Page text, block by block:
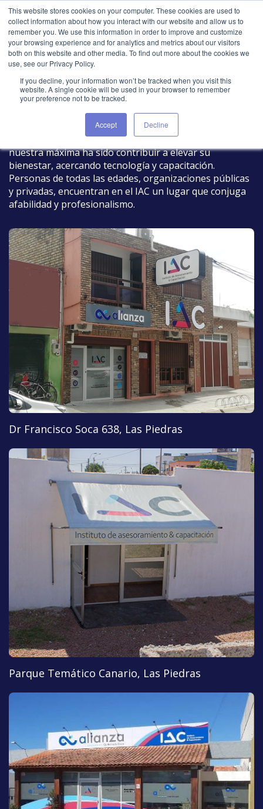
This website stores cookies on your computer. These cookies are used to
collect information about how you interact with our website and allow us to
remember you. We use this information in order to improve and customize
your browsing experience and for analytics and metrics about our visitors
both on this website and other media. To find out more about the cookies we
use, see our Privacy Policy.
If you decline, your information won’t be tracked when you visit this
website. A single cookie will be used in your browser to remember
your preference not to be tracked.
Accept Decline
Institucional
Presentes en la comunidad pedrensedesde 1998
nuestra máxima ha sido contribuir a elevar su
bienestar, acercando tecnología y capacitación.
Personas de todas las edades, organizaciones públicas
y privadas, encuentran en el IAC un lugar que conjuga
afabilidad y profesionalismo.
Dr Francisco Soca 638, Las Piedras
Parque Temático Canario, Las Piedras